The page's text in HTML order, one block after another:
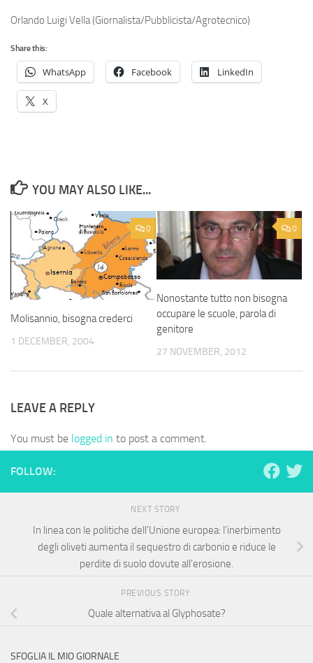
Orlando Luigi Vella (Giornalista/Pubblicista/Agrotecnico)
Share this:
WhatsApp Facebook LinkedIn
X
YOU MAY ALSO LIKE...
0
Molisannio, bisogna crederci
1 DECEMBER, 2004
0
Nonostante tutto non bisogna
occupare le scuole, parola di
genitore
27 NOVEMBER, 2012
LEAVE A REPLY
You must be logged in to post a comment.
FOLLOW:
NEXT STORY
In linea con le politiche dell’Unione europea: l’inerbimento
degli oliveti aumenta il sequestro di carbonio e riduce le
perdite di suolo dovute all’erosione.
PREVIOUS STORY
Quale alternativa al Glyphosate?
SFOGLIA IL MIO GIORNALE